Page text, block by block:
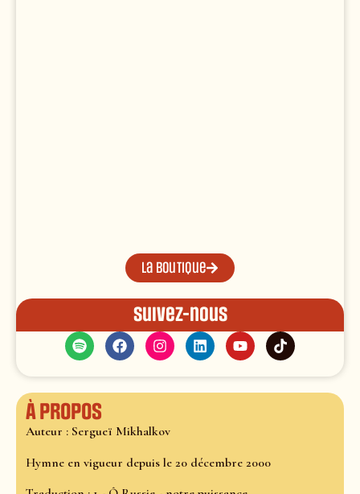
La boutique
Suivez-nous
À propos
Auteur : Sergueï Mikhalkov
Hymne en vigueur depuis le 20 décembre 2000